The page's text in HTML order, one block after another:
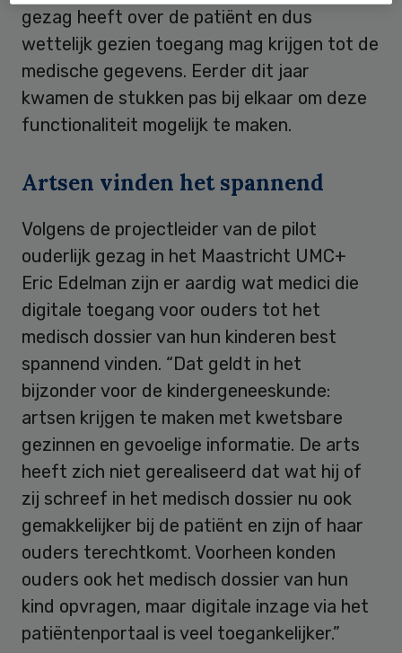
gezag heeft over de patiënt en dus
wettelijk gezien toegang mag krijgen tot de
medische gegevens. Eerder dit jaar
kwamen de stukken pas bij elkaar om deze
functionaliteit mogelijk te maken.
Artsen vinden het spannend
Volgens de projectleider van de pilot
ouderlijk gezag in het Maastricht UMC+
Eric Edelman zijn er aardig wat medici die
digitale toegang voor ouders tot het
medisch dossier van hun kinderen best
spannend vinden. “Dat geldt in het
bijzonder voor de kindergeneeskunde:
artsen krijgen te maken met kwetsbare
gezinnen en gevoelige informatie. De arts
heeft zich niet gerealiseerd dat wat hij of
zij schreef in het medisch dossier nu ook
gemakkelijker bij de patiënt en zijn of haar
ouders terechtkomt. Voorheen konden
ouders ook het medisch dossier van hun
kind opvragen, maar digitale inzage via het
patiëntenportaal is veel toegankelijker.”